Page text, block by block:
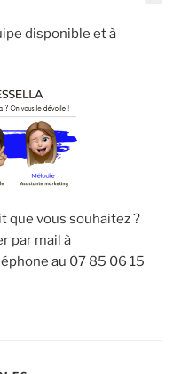
disponible et à
que vous souhaitez ?
par mail à
au 07 85 06 15